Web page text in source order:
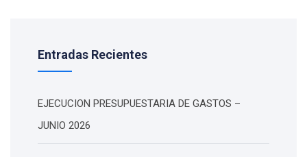
Entradas Recientes
EJECUCION PRESUPUESTARIA DE GASTOS –
JUNIO 2026